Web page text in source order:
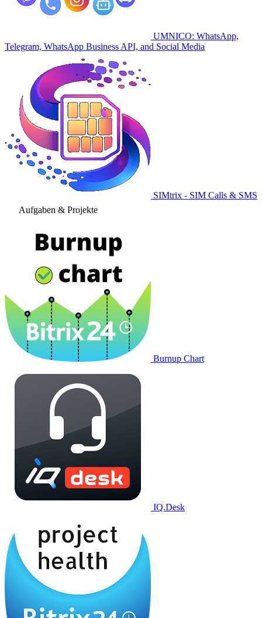
UMNICO: WhatsApp,
Telegram, WhatsApp Business API, and Social Media
SIMtrix - SIM Calls & SMS
Aufgaben & Projekte
Burnup Chart
IQ.Desk